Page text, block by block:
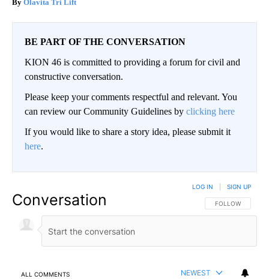
Olavita Tri Lift
BE PART OF THE CONVERSATION
KION 46 is committed to providing a forum for civil and
constructive conversation.
Please keep your comments respectful and relevant. You
can review our Community Guidelines by clicking here
If you would like to share a story idea, please submit it
here.
Conversation FOLLOW THIS
FOLLOW
LOG IN SIGN UP
ALL COMMENTS NEWEST